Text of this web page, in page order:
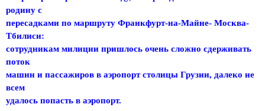
родину с
пересадками по маршруту Франкфурт-на-Майне- Москва-
Тбилиси:
сотрудникам милиции пришлось очень сложно сдерживать
поток
машин и пассажиров в аэропорт столицы Грузии, далеко не
всем
удалось попасть в аэропорт.